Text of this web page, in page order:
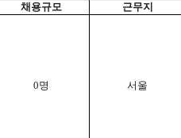
채용규모 근무지
0명 서울